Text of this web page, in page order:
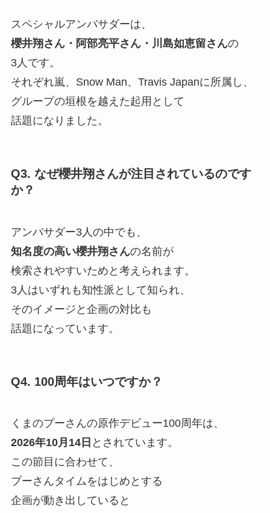
スペシャルアンバサダーは、
櫻井翔さん・阿部亮平さん・川島如恵留さんの
3人です。
それぞれ嵐、Snow Man、Travis Japanに所属し、
グループの垣根を越えた起用として
話題になりました。
Q3. なぜ櫻井翔さんが注目されているのです
か？
アンバサダー3人の中でも、
知名度の高い櫻井翔さんの名前が
検索されやすいためと考えられます。
3人はいずれも知性派として知られ、
そのイメージと企画の対比も
話題になっています。
Q4. 100周年はいつですか？
くまのプーさんの原作デビュー100周年は、
2026年10月14日 とされています。
この節目に合わせて、
プーさんタイムをはじめとする
企画が動き出していると